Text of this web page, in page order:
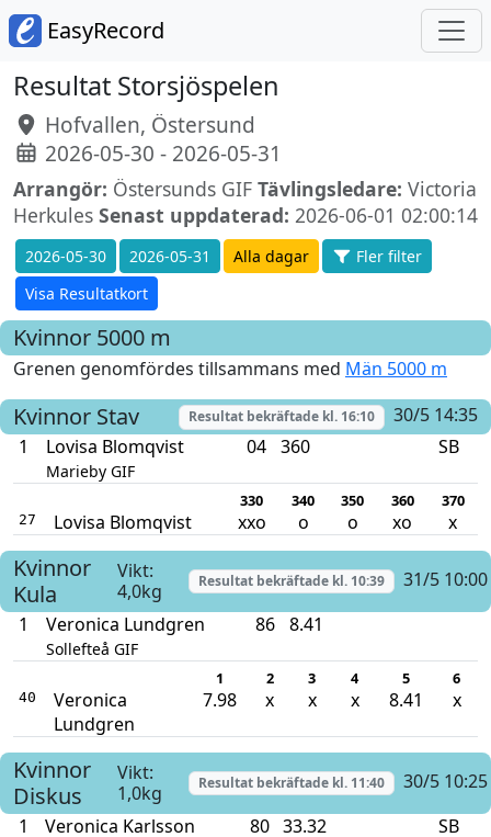
EasyRecord
Resultat Storsjöspelen
Hofvallen, Östersund
2026-05-30 - 2026-05-31
Arrangör: Östersunds GIF Tävlingsledare: Victoria
Herkules Senast uppdaterad: 2026-06-01 02:00:14
2026-05-30 2026-05-31 Alla dagar
Fler filter
Visa Resultatkort
Kvinnor 5000 m
Grenen genomfördes tillsammans med Män 5000 m
Kvinnor Stav Resultat bekräftade kl. 16:10
30/5 14:35
1
Lovisa Blomqvist
Marieby GIF
04 360 SB
330 340 350 360 370
27 Lovisa Blomqvist xxo o o xo x
Kvinnor
Kula
Vikt:
4,0kg
Resultat bekräftade kl.10:39
31/5 10:00
1
Veronica Lundgren
Sollefteå GIF
86 8.41
1 2 3 4 5 6
40
Veronica
Lundgren
7.98 x x x 8.41 x
Kvinnor
Diskus
Vikt:
1,0kg
Resultat bekräftade kl.11:40
30/5 10:25
1
Veronica Karlsson 80 33.32 SB